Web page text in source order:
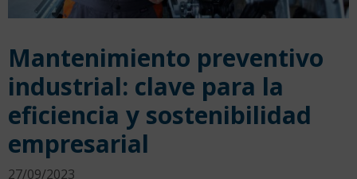
Mantenimiento preventivo
industrial: clave para la
eficiencia y sostenibilidad
empresarial
27/09/2023